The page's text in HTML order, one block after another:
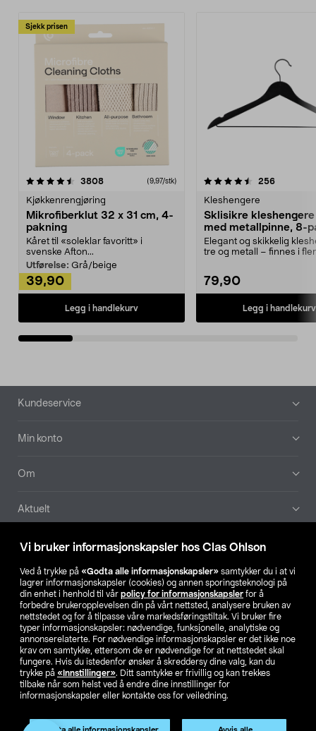
Vi bruker informasjonskapsler hos Clas Ohlson
Ved å trykke på «Godta alle informasjonskapsler» samtykker du i at vi
lagrer informasjonskapsler (cookies) og annen sporingsteknologi på
din enhet i henhold til vår policy for informasjonskapsler for å
forbedre brukeropplevelsen din på vårt nettsted, analysere bruken av
nettstedet og for å tilpasse våre markedsføringstiltak. Vi bruker fire
typer informasjonskapsler: nødvendige, funksjonelle, analytiske og
annonserelaterte. For nødvendige informasjonskapsler er det ikke noe
krav om samtykke, ettersom de er nødvendige for at nettstedet skal
fungere. Hvis du istedenfor ønsker å skreddersy dine valg, kan du
trykke på «Innstillinger». Ditt samtykke er frivillig og kan trekkes
tilbake når som helst ved å endre dine innstillinger for
informasjonskapsler eller kontakte oss for veiledning.
Produktet har utgått
Sjekk prisen
3808anmeldelser(9,97/stk)
Kjøkkenrengjøring
Mikrofiberklut 32 x 31 cm, 4-
pakning
Kåret til «soleklar favoritt» i
svenske Afton...
Utførelse: Grå/beige
39,90
Legg i handlekurv
4.5av 5 stjerner 256
Kleshengere
Sklisikre
med metallpinne, 8-
Elegant og skikkelig
tre og metall – finnes i
79,90
Legg i handlekurv
4.5av 5 stjerner
Bunntekst
Kundeservice
Min konto
Om
Aktuelt
Våre selskaper
Finn din butikk
SE NO FI
Endre til priser ekskl. moms